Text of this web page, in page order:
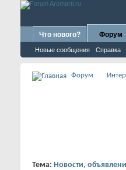
Что нового? Форум
Новые сообщения Справка
Форум
Тема: Новости,